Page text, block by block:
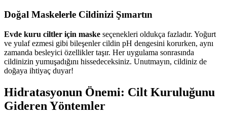
Doğal Maskelerle Cildinizi Şımartın
Evde kuru ciltler için maske seçenekleri oldukça fazladır. Yoğurt
ve yulaf ezmesi gibi bileşenler cildin pH dengesini korurken, aynı
zamanda besleyici özellikler taşır. Her uygulama sonrasında
cildinizin yumuşadığını hissedeceksiniz. Unutmayın, cildiniz de
doğaya ihtiyaç duyar!
Hidratasyonun Önemi: Cilt Kuruluğunu
Gideren Yöntemler